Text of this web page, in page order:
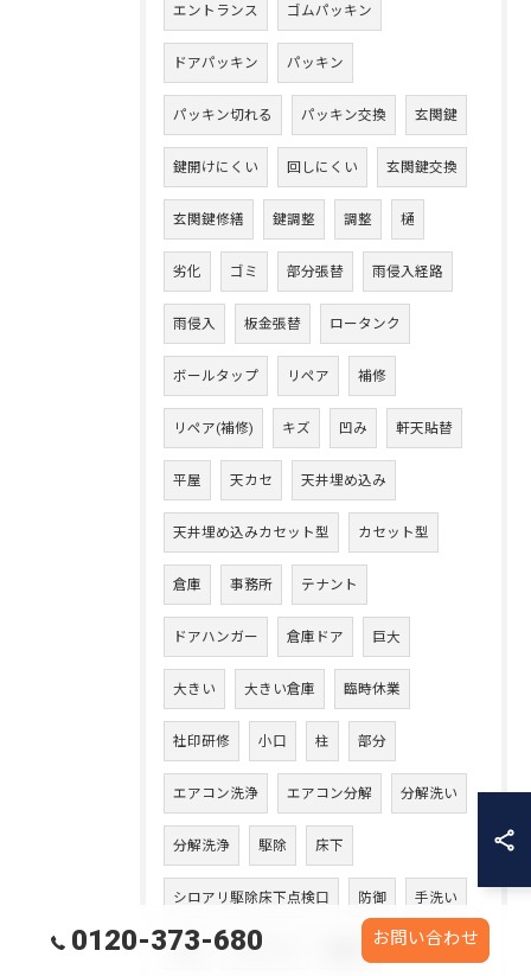
エントランス ゴムパッキン
ドアパッキン パッキン
パッキン切れる パッキン交換 玄関鍵
鍵開けにくい 回しにくい 玄関鍵交換
玄関鍵修繕 鍵調整 調整 樋
劣化 ゴミ 部分張替 雨侵入経路
雨侵入 板金張替 ロータンク
ボールタップ リペア 補修
リペア(補修) キズ 凹み 軒天貼替
平屋 天カセ 天井埋め込み
天井埋め込みカセット型 カセット型
倉庫 事務所 テナント
ドアハンガー 倉庫ドア 巨大
大きい 大きい倉庫 臨時休業
社印研修 小口 柱 部分
エアコン洗浄 エアコン分解 分解洗い
分解洗浄 駆除 床下
シロアリ駆除床下点検口 防御 手洗い
ゴム ジプトーン
0120-373-680 お問い合わせ